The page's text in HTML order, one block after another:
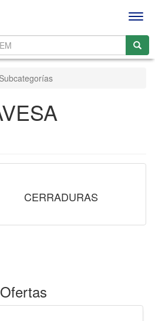
Subcategorías
CERRADURAS
Ofertas